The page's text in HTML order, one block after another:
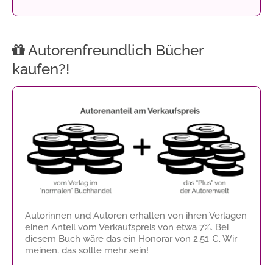
Autorenfreundlich Bücher
kaufen?!
Autorinnen und Autoren erhalten von ihren Verlagen
einen Anteil vom Verkaufspreis von etwa 7%. Bei
diesem Buch wäre das ein Honorar von 2,51 €. Wir
meinen, das sollte mehr sein!